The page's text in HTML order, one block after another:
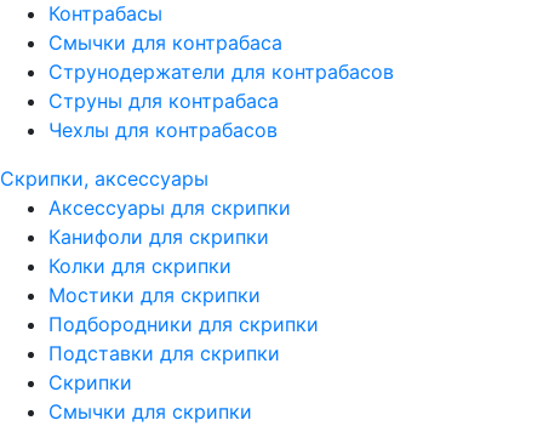
Контрабасы
Смычки для контрабаса
Струнодержатели для контрабасов
Струны для контрабаса
Чехлы для контрабасов
Скрипки, аксессуары
Аксессуары для скрипки
Канифоли для скрипки
Колки для скрипки
Мостики для скрипки
Подбородники для скрипки
Подставки для скрипки
Скрипки
Смычки для скрипки